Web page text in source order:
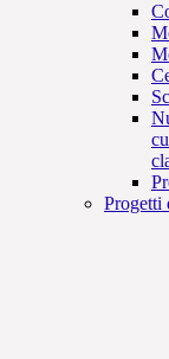
Progetti